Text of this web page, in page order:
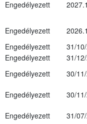
Engedélyezett
Engedélyezett
Engedélyezett
31/
Engedélyezett
31/
Engedélyezett
30/
Engedélyezett
30/
Engedélyezett
31/